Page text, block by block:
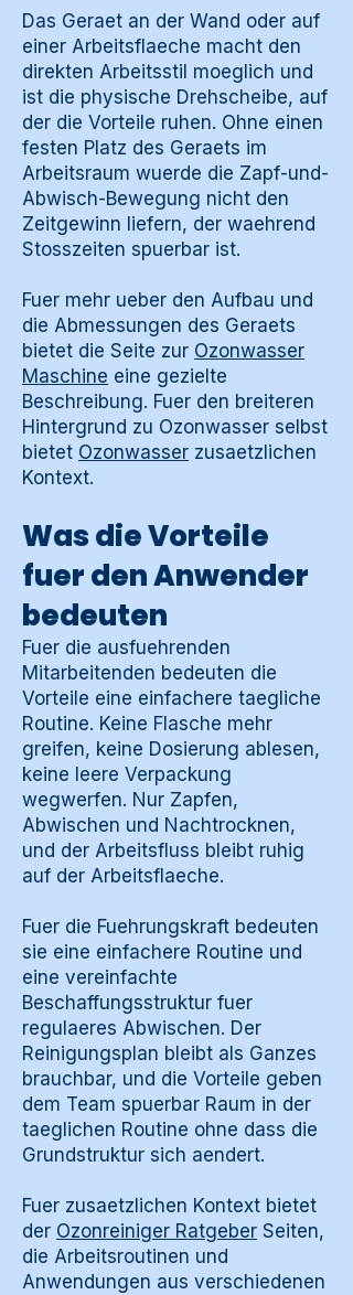
Das Geraet an der Wand oder auf
einer Arbeitsflaeche macht den
direkten Arbeitsstil moeglich und
ist die physische Drehscheibe, auf
der die Vorteile ruhen. Ohne einen
festen Platz des Geraets im
Arbeitsraum wuerde die Zapf-und-
Abwisch-Bewegung nicht den
Zeitgewinn liefern, der waehrend
Stosszeiten spuerbar ist.
Fuer mehr ueber den Aufbau und
die Abmessungen des Geraets
bietet die Seite zur Ozonwasser
Maschine eine gezielte
Beschreibung. Fuer den breiteren
Hintergrund zu Ozonwasser selbst
bietet Ozonwasser zusaetzlichen
Kontext.
Was die Vorteile
fuer den Anwender
bedeuten
Fuer die ausfuehrenden
Mitarbeitenden bedeuten die
Vorteile eine einfachere taegliche
Routine. Keine Flasche mehr
greifen, keine Dosierung ablesen,
keine leere Verpackung
wegwerfen. Nur Zapfen,
Abwischen und Nachtrocknen,
und der Arbeitsfluss bleibt ruhig
auf der Arbeitsflaeche.
Fuer die Fuehrungskraft bedeuten
sie eine einfachere Routine und
eine vereinfachte
Beschaffungsstruktur fuer
regulaeres Abwischen. Der
Reinigungsplan bleibt als Ganzes
brauchbar, und die Vorteile geben
dem Team spuerbar Raum in der
taeglichen Routine ohne dass die
Grundstruktur sich aendert.
Fuer zusaetzlichen Kontext bietet
der Ozonreiniger Ratgeber Seiten,
die Arbeitsroutinen und
Anwendungen aus verschiedenen